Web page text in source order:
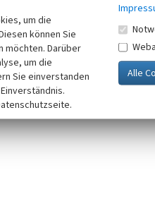
Grimma und Wurzen. Eine
Ausgabe 2018-
Ton- und Kohlenwerke, die
Industriegeschichte; 1.
um die
können Sie
möchten. Darüber
um die
Sie einverstanden